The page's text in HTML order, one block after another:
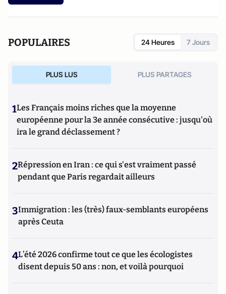
POPULAIRES 24 Heures 7 Jours
PLUS LUS PLUS PARTAGES
1Les Français moins riches que la moyenne
européenne pour la 3e année consécutive : jusqu'où
ira le grand déclassement ?
2Répression en Iran : ce qui s'est vraiment passé
pendant que Paris regardait ailleurs
3Immigration : les (très) faux-semblants européens
après Ceuta
4L’été 2026 confirme tout ce que les écologistes
disent depuis 50 ans : non, et voilà pourquoi